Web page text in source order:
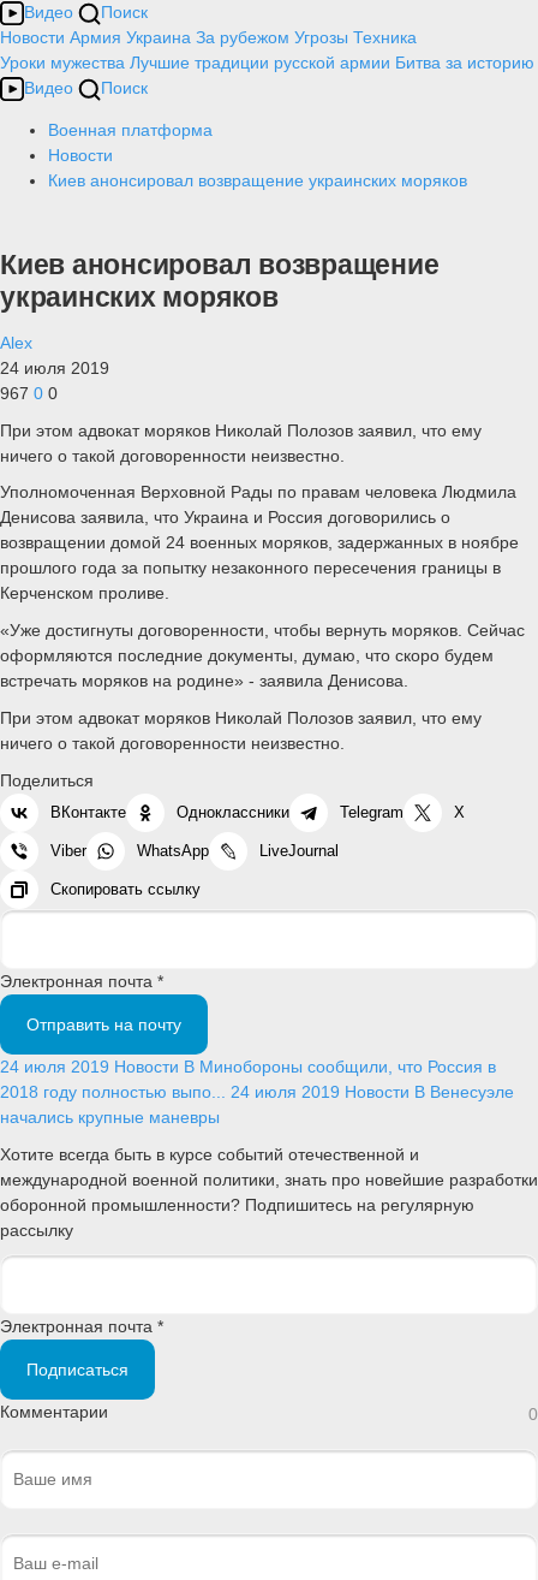
Видео
Поиск
Новости Армия Украина За рубежом Угрозы Техника
Уроки мужества Лучшие традиции русской армии Битва за историю
Видео
Поиск
Военная платформа
Новости
Киев анонсировал возвращение украинских моряков
Киев анонсировал возвращение
украинских моряков
Alex
24 июля 2019
967 0 0
При этом адвокат моряков Николай Полозов заявил, что ему
ничего о такой договоренности неизвестно.
Уполномоченная Верховной Рады по правам человека Людмила
Денисова заявила, что Украина и Россия договорились о
возвращении домой 24 военных моряков, задержанных в ноябре
прошлого года за попытку незаконного пересечения границы в
Керченском проливе.
«Уже достигнуты договоренности, чтобы вернуть моряков. Сейчас
оформляются последние документы, думаю, что скоро будем
встречать моряков на родине» - заявила Денисова.
При этом адвокат моряков Николай Полозов заявил, что ему
ничего о такой договоренности неизвестно.
Поделиться
ВКонтакте Одноклассники Telegram X
Viber WhatsApp LiveJournal
Скопировать ссылку
Электронная почта *
Отправить на почту
24 июля 2019 Новости В Минобороны сообщили, что Россия в
2018 году полностью выпо... 24 июля 2019 Новости В Венесуэле
начались крупные маневры
Хотите всегда быть в курсе событий отечественной и
международной военной политики, знать про новейшие разработки
оборонной промышленности? Подпишитесь на регулярную
рассылку
Электронная почта *
Подписаться
Комментарии 0